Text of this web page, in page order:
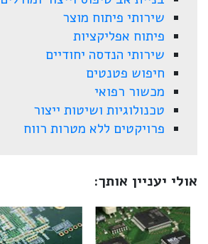
שירותי פיתוח מוצר
פיתוח אפליקציות
שירותי הנדסה יחודיים
חיפוש פטנטים
מכשור רפואי
טכנולוגיות ושיטות ייצור
פרויקטים ללא מטרות רווח
אולי יעניין אותך: